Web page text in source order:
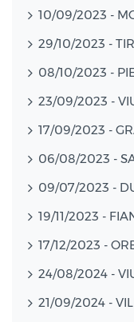
10/09/2023 -
29/10/2023 -
08/10/2023 -
23/09/2023 -
17/09/2023 -
06/08/2023 -
09/07/2023 -
19/11/2023 -
17/12/2023 -
24/08/2024 -
21/09/2024 -